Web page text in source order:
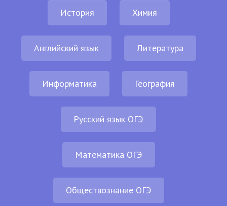
История Химия
Английский язык Литература
Информатика География
Русский язык ОГЭ
Математика ОГЭ
Обществознание ОГЭ